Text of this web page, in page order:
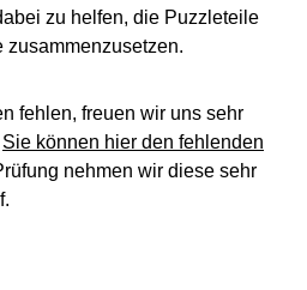
zu helfen, die Puzzleteile
zusammenzusetzen.
fehlen, freuen wir uns sehr
Sie können hier den fehlenden
nehmen wir diese sehr